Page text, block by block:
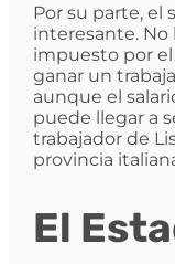
Por su parte, el
interesante.
impuesto por
ganar un
aunque el
puede llegar a
trabajador de
provincia
El